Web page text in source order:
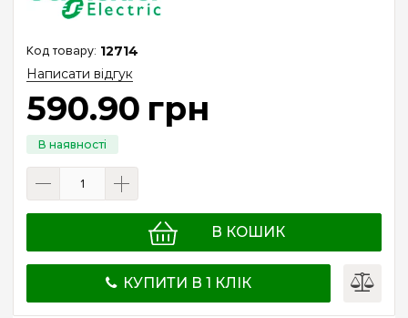
12714
Написати відгук
590.90 грн
В КОШИК
КУПИТИ В 1 КЛІК